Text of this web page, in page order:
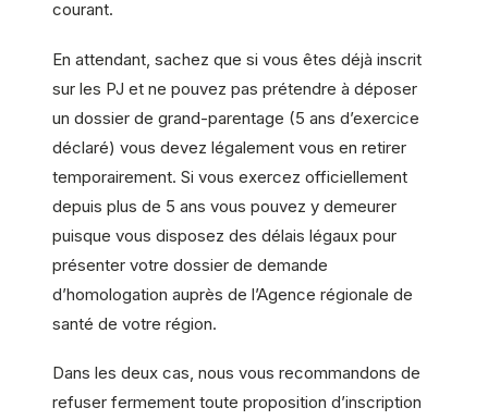
courant.
En attendant, sachez que si vous êtes déjà inscrit
sur les PJ et ne pouvez pas prétendre à déposer
un dossier de grand-parentage (5 ans d’exercice
déclaré) vous devez légalement vous en retirer
temporairement. Si vous exercez officiellement
depuis plus de 5 ans vous pouvez y demeurer
puisque vous disposez des délais légaux pour
présenter votre dossier de demande
d’homologation auprès de l’Agence régionale de
santé de votre région.
Dans les deux cas, nous vous recommandons de
refuser fermement toute proposition d’inscription